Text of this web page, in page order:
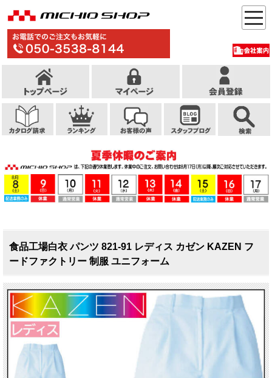
食品工場白衣 パンツ 821-91 レディス カゼン KAZEN フ
ードファクトリー 制服 ユニフォーム